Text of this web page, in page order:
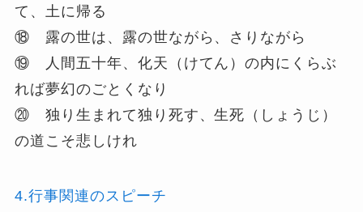
て、土に帰る
⑱ 露の世は、露の世ながら、さりながら
⑲ 人間五十年、化天（けてん）の内にくらぶ
れば夢幻のごとくなり
⑳ 独り生まれて独り死す、生死（しょうじ）
の道こそ悲しけれ
4.行事関連のスピーチ